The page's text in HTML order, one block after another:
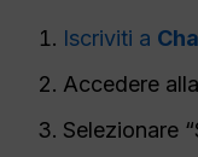
Iscriviti a
Accedere
Selezionare